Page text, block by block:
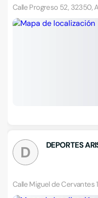
Calle Progreso 52, 32350,
D DEPORTES
Calle Miguel de Cervantes